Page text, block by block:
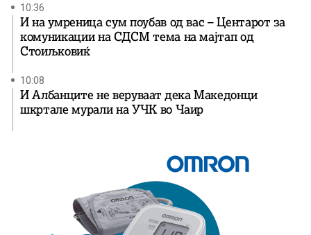
10:36
И на умреница сум поубав од вас – Центарот за
комуникации на СДСМ тема на мајтап од
Стоиљковиќ
10:08
И Албанците не веруваат дека Македонци
шкртале мурали на УЧК во Чаир